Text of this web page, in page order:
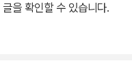
을 확인할 수 있습니다.